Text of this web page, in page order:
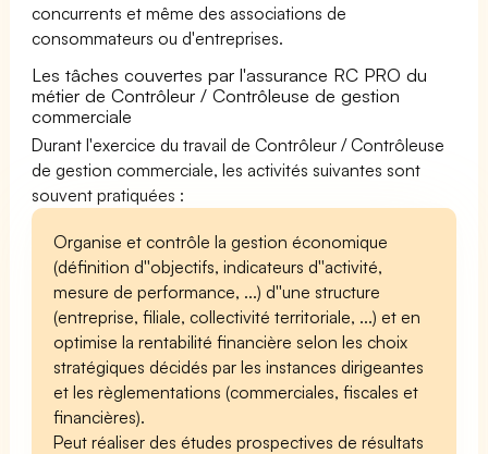
concurrents et même des associations de
consommateurs ou d'entreprises.
Les tâches couvertes par l'assurance RC PRO du
métier de Contrôleur / Contrôleuse de gestion
commerciale
Durant l'exercice du travail de Contrôleur / Contrôleuse
de gestion commerciale, les activités suivantes sont
souvent pratiquées :
Organise et contrôle la gestion économique
(définition d''objectifs, indicateurs d''activité,
mesure de performance, ...) d''une structure
(entreprise, filiale, collectivité territoriale, ...) et en
optimise la rentabilité financière selon les choix
stratégiques décidés par les instances dirigeantes
et les règlementations (commerciales, fiscales et
financières).
Peut réaliser des études prospectives de résultats